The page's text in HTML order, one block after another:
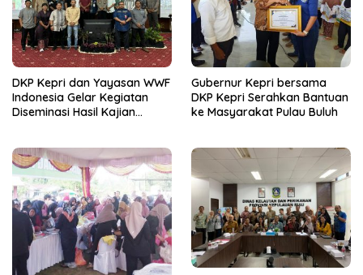
DKP Kepri dan Yayasan WWF
Indonesia Gelar Kegiatan
Diseminasi Hasil Kajian
Gubernur Kepri bersama
DKP Kepri Serahkan Bantuan
ke Masyarakat Pulau Buluh